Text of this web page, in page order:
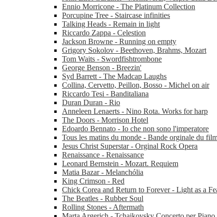
Ennio Morricone - The Platinum Collection
Porcupine Tree - Staircase infinities
Talking Heads - Remain in light
Riccardo Zappa - Celestion
Jackson Browne - Running on empty
Grigory Sokolov - Beethoven, Brahms, Mozart
Tom Waits - Swordfishtrombone
George Benson - Breezin'
Syd Barrett - The Madcap Laughs
Collina, Cervetto, Peillon, Bosso - Michel on air
Riccardo Tesi - Banditaliana
Duran Duran - Rio
Anneleen Lenaerts - Nino Rota. Works for harp
The Doors - Morrison Hotel
Edoardo Bennato - Io che non sono l'imperatore
Tous les matins du monde - Bande orginale du
Jesus Christ Superstar - Orginal Rock Opera
Renaissance - Renaissance
Leonard Bernstein - Mozart. Requiem
Matia Bazar - Melanchólia
King Crimson - Red
Chick Corea and Return to Forever - Light as a
The Beatles - Rubber Soul
Rolling Stones - Aftermath